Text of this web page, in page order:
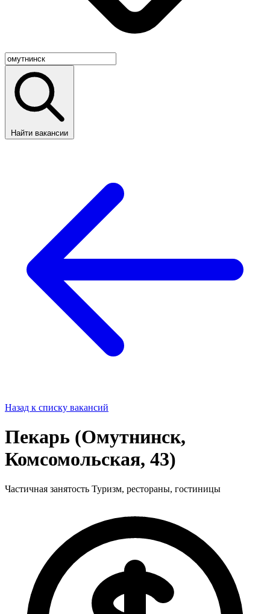
Найти вакансии
Назад к списку вакансий
Пекарь (Омутнинск,
Комсомольская, 43)
Частичная занятость Туризм, рестораны, гостиницы